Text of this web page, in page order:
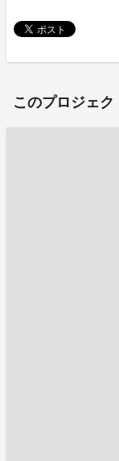
このプロジェ